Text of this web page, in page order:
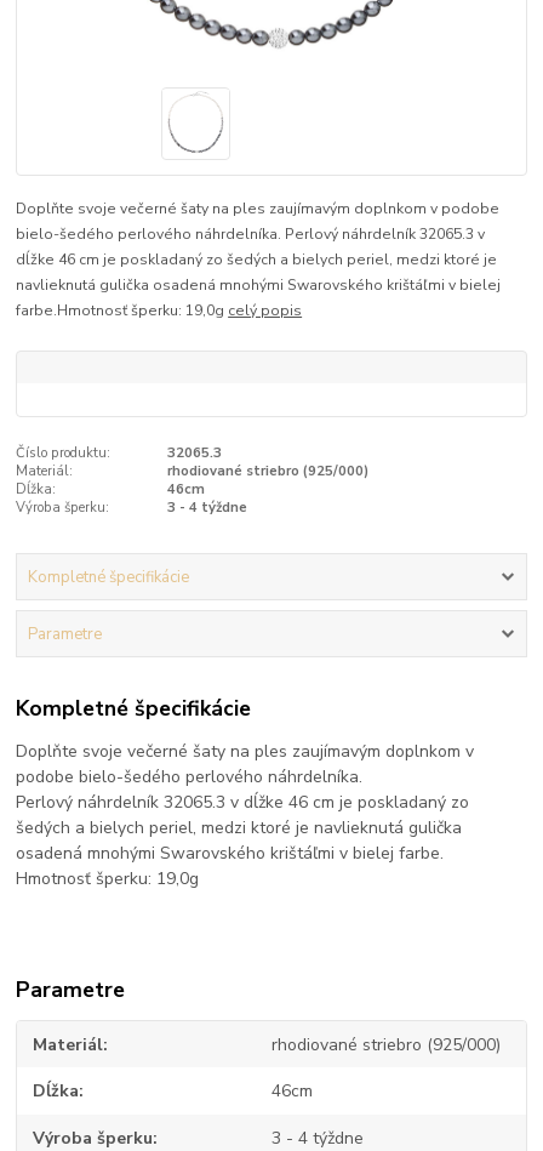
Doplňte svoje večerné šaty na ples zaujímavým doplnkom v podobe
bielo-šedého perlového náhrdelníka. Perlový náhrdelník 32065.3 v
dĺžke 46 cm je poskladaný zo šedých a bielych periel, medzi ktoré je
navlieknutá gulička osadená mnohými Swarovského krištáľmi v bielej
farbe.Hmotnosť šperku: 19,0g celý popis
Číslo produktu:
32065.3
Materiál:
rhodiované striebro (925/000)
Dĺžka:
46cm
Výroba šperku:
3 - 4 týždne
Kompletné špecifikácie
Parametre
Kompletné špecifikácie
Doplňte svoje večerné šaty na ples zaujímavým doplnkom v
podobe bielo-šedého perlového náhrdelníka.
Perlový náhrdelník 32065.3 v dĺžke 46 cm je poskladaný zo
šedých a bielych periel, medzi ktoré je navlieknutá gulička
osadená mnohými Swarovského krištáľmi v bielej farbe.
Hmotnosť šperku: 19,0g
Parametre
Materiál rhodiované striebro (925/000)
Dĺžka 46cm
Výroba šperku 3 - 4 týždne